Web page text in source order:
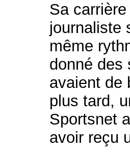
Sa
journaliste
même
donné des
avaient de
plus tard,
Sportsnet
avoir reçu